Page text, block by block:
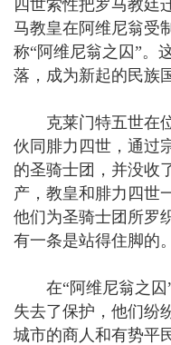
四世索性把罗马教廷
马教皇在阿维尼翁受
称“阿维尼翁之囚”。
落，成为新起的民族
克莱门特五世在位
伙同腓力四世，通过
的圣骑士团，并没收
产，教皇和腓力四世
他们为圣骑士团所罗
有一条是站得住脚的。
在“阿维尼翁之囚”
失去了保护，他们纷
城市的商人和有势平